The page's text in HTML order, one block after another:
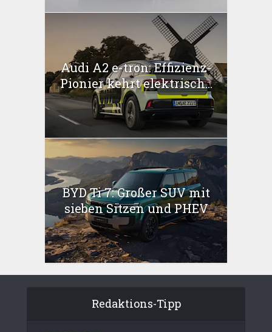
Audi A2 e-tron: Effizienz-
Pionier kehrt elektrisch...
BYD Ti 7: Großer SUV mit
sieben Sitzen und PHEV
Redaktions-Tipp